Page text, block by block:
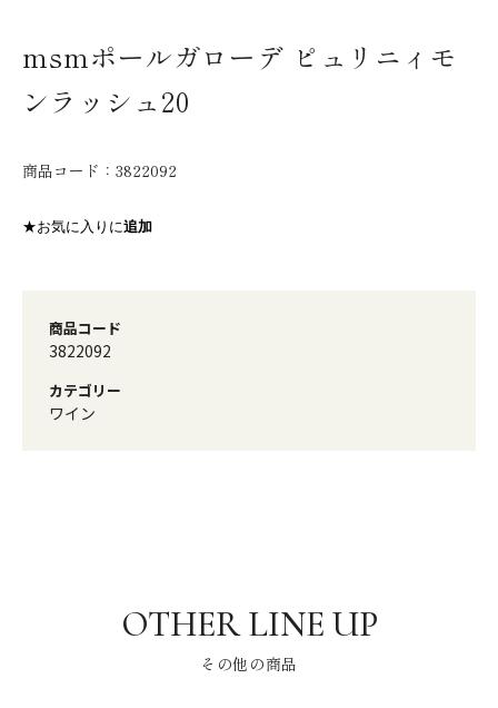
msmポールガローデ ピュリニィモ
ンラッシュ20
商品コード： 3822092
★お気に入りに追加
商品コード
3822092
カテゴリー
ワイン
その他の商品